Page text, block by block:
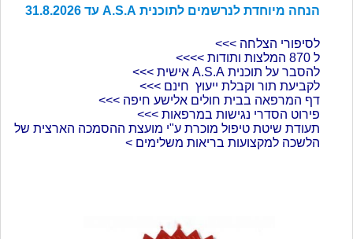
הנחה מיוחדת לנרשמים לתוכנית A.S.A עד 31.8.2026
לסיפורי הצלחה >>>
ל 870 המלצות ותודות >>>>
להסבר על תוכנית A.S.A אישית >>>
לקביעת תור וקבלת ייעוץ חינם >>>
דף המרפאה בבית חולים אלישע חיפה >>>
פירוט הסדרי נגישות במרפאות >>>
תעודת שיטת טיפול מוכרת ע"י מועצת ההסמכה הארצית של
הלשכה למקצועות בריאות משלימים >